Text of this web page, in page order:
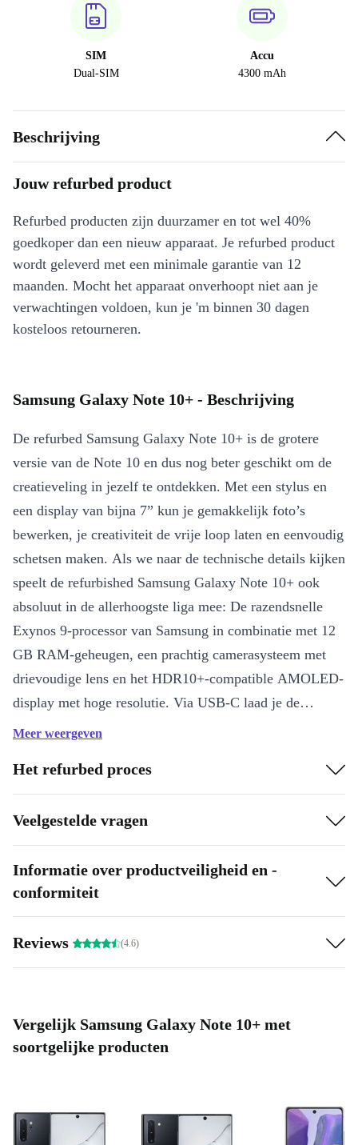
SIM
Dual-SIM
Accu
4300 mAh
Beschrijving
Jouw refurbed product
Refurbed producten zijn duurzamer en tot wel 40%
goedkoper dan een nieuw apparaat. Je refurbed product
wordt geleverd met een minimale garantie van 12
maanden. Mocht het apparaat onverhoopt niet aan je
verwachtingen voldoen, kun je 'm binnen 30 dagen
kosteloos retourneren.
Samsung Galaxy Note 10+ - Beschrijving
De refurbed Samsung Galaxy Note 10+ is de grotere
versie van de Note 10 en dus nog beter geschikt om de
creatieveling in jezelf te ontdekken. Met een stylus en
een display van bijna 7” kun je gemakkelijk foto’s
bewerken, je creativiteit de vrije loop laten en eenvoudig
schetsen maken. Als we naar de technische details kijken
speelt de refurbished Samsung Galaxy Note 10+ ook
absoluut in de allerhoogste liga mee: De razendsnelle
Exynos 9-processor van Samsung in combinatie met 12
GB RAM-geheugen, een prachtig camerasysteem met
drievoudige lens en het HDR10+-compatible AMOLED-
display met hoge resolutie. Via USB-C laad je de
smartphone razendsnel op, met maximaal 45 watt, maar
opladen via de Note 10+.
Meer weergeven
Het refurbed proces
Veelgestelde vragen
Informatie over productveiligheid en -
conformiteit
Reviews (4.6)
Vergelijk Samsung Galaxy Note 10+ met
soortgelijke producten